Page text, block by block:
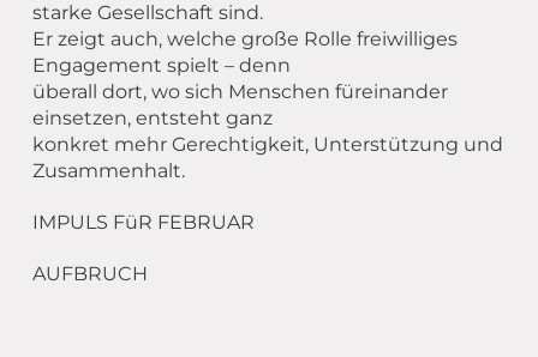
starke Gesellschaft sind.
Er zeigt auch, welche große Rolle freiwilliges
Engagement spielt – denn
überall dort, wo sich Menschen füreinander
einsetzen, entsteht ganz
konkret mehr Gerechtigkeit, Unterstützung und
Zusammenhalt.
IMPULS FüR FEBRUAR
AUFBRUCH